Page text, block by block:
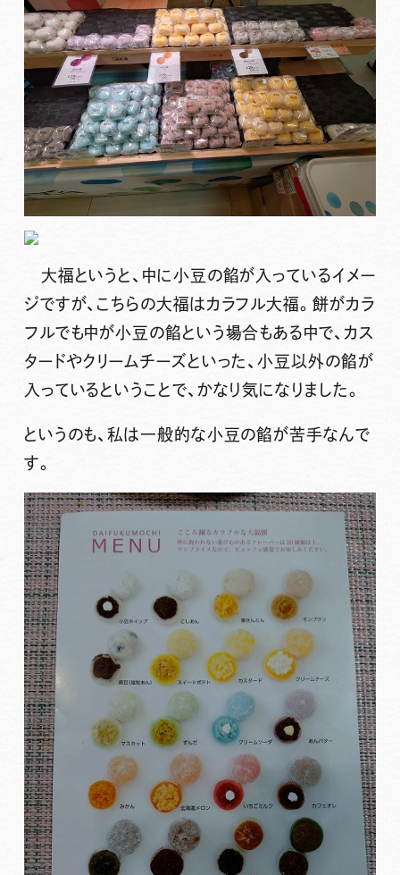
大福というと、中に小豆の餡が入っているイメー
ジですが、こちらの大福はカラフル大福。餅がカラ
フルでも中が小豆の餡という場合もある中で、カス
タードやクリームチーズといった、小豆以外の餡が
入っているということで、かなり気になりました。
というのも、私は一般的な小豆の餡が苦手なんで
す。